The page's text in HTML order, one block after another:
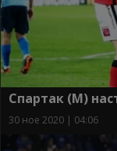
Спартак (М)
30 ное 2020 | 04:06